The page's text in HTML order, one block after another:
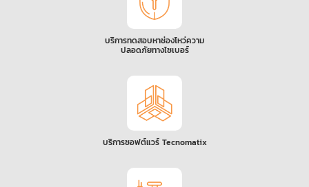
บริการทดสอบหาช่องโหว่ความ
ปลอดภัยทางไซเบอร์
บริการซอฟต์แวร์ Tecnomatix